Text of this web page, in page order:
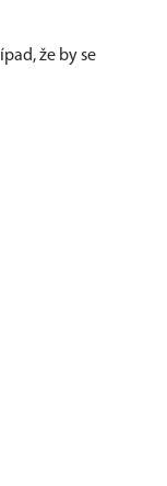
že by se